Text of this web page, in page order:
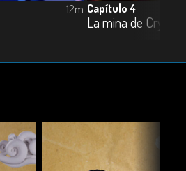
12m Capítulo 4
La mina de